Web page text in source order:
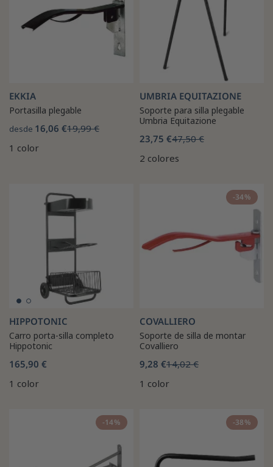
EKKIA
Portasilla plegable
desde 16,06 €19,99 €
1 color
UMBRIA EQUITAZIONE
Soporte para silla plegable
Umbria Equitazione
23,75 €47,50 €
2 colores
HIPPOTONIC
Carro porta-silla completo
Hippotonic
165,90 €
1 color
-34%
COVALLIERO
Soporte de silla de montar
Covalliero
9,28 €14,02 €
1 color
-14% -38%